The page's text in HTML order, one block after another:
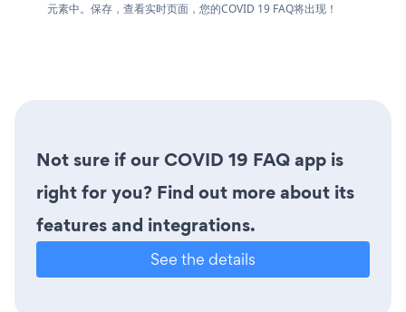
元素中。保存，查看实时页面，您的COVID 19 FAQ将出现！
Not sure if our COVID 19 FAQ app is
right for you? Find out more about its
features and integrations.
See the details